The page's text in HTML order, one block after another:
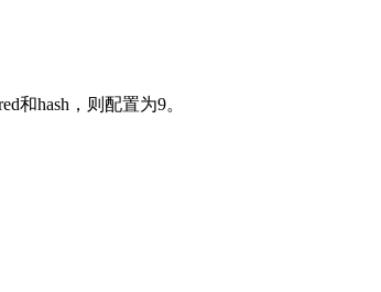
和hash，则配置为9。